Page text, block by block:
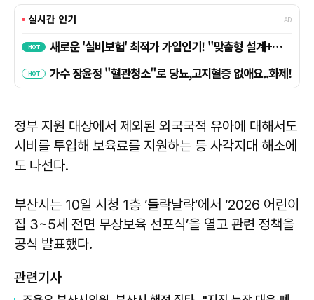
정부 지원 대상에서 제외된 외국국적 유아에 대해서도
시비를 투입해 보육료를 지원하는 등 사각지대 해소에
도 나선다.
부산시는 10일 시청 1층 ‘들락날락’에서 ‘2026 어린이
집 3~5세 전면 무상보육 선포식’을 열고 관련 정책을
공식 발표했다.
관련기사